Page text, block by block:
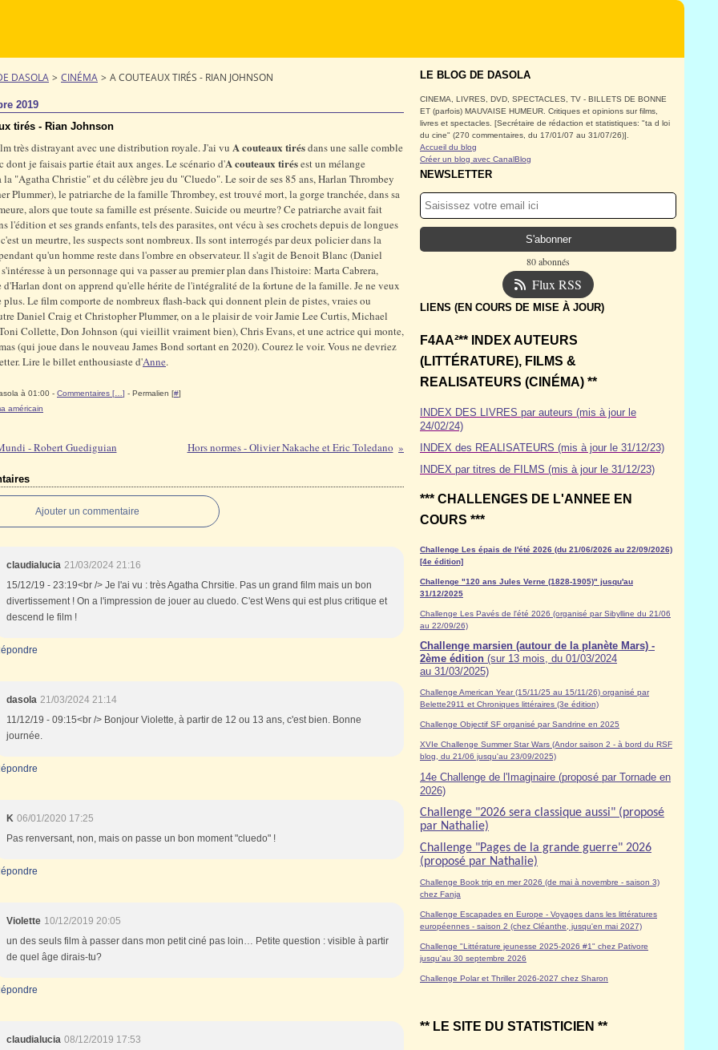
DASOLA > CINÉMA > A COUTEAUX TIRÉS - RIAN JOHNSON
2019
tirés - Rian Johnson
très distrayant avec une distribution royale. J'ai vu A couteaux tirésdans une salle comble
dont je faisais partie était aux anges. Le scénario d'A couteaux tirésest un mélange
la "Agatha Christie" et du célèbre jeu du "Cluedo". Le soir de ses 85 ans, Harlan Thrombey
Plummer), le patriarche de la famille Thrombey, est trouvé mort, la gorge tranchée, dans sa
alors que toute sa famille est présente. Suicide ou meurtre? Ce patriarche avait fait
l'édition et ses grands enfants, tels des parasites, ont vécu à ses crochets depuis de longues
un meurtre, les suspects sont nombreux. Ils sont interrogés par deux policier dans la
qu'un homme reste dans l'ombre en observateur. ll s'agit de Benoit Blanc (Daniel
à un personnage qui va passer au premier plan dans l'histoire: Marta Cabrera,
dont on apprend qu'elle hérite de l'intégralité de la fortune de la famille. Je ne veux
plus. Le film comporte de nombreux flash-back qui donnent plein de pistes, vraies ou
Daniel Craig et Christopher Plummer, on a le plaisir de voir Jamie Lee Curtis, Michael
Collette, Don Johnson (qui vieillit vraiment bien), Chris Evans, et une actrice qui monte,
(qui joue dans le nouveau James Bond sortant en 2020). Courez le voir. Vous ne devriez
Lire le billet enthousiaste d'Anne.
à 01:00 - Commentaires [ ] - Permalien [#]
américain
- Robert Guediguian Hors normes - Olivier Nakache et Eric Toledano
Ajouter un commentaire
claudialucia 21/03/2024 21:16
15/12/19 - 23:19<br /> Je l'ai vu : très Agatha Chrsitie. Pas un grand film mais un bon
divertissement ! On a l'impression de jouer au cluedo. C'est Wens qui est plus critique et
descend le film !
dasola 21/03/2024 21:14
11/12/19 - 09:15<br /> Bonjour Violette, à partir de 12 ou 13 ans, c'est bien. Bonne
journée.
K 06/01/2020 17:25
Pas renversant, non, mais on passe un bon moment "cluedo" !
Violette 10/12/2019 20:05
un des seuls film à passer dans mon petit ciné pas loin… Petite question : visible à partir
de quel âge dirais-tu?
claudialucia 08/12/2019 17:53
LE BLOG DE DASOLA
CINEMA, LIVRES, DVD, SPECTACLES, TV - BILLETS DE BONNE
ET (parfois) MAUVAISE HUMEUR. Critiques et opinions sur films,
livres et spectacles. [Secrétaire de rédaction et statistiques: "ta d loi
du cine" (270 commentaires, du 17/01/07 au 31/07/26)].
Accueil du blog
Créer un blog avec CanalBlog
NEWSLETTER
80 abonnés
Flux RSS
LIENS (EN COURS DE MISE À JOUR)
F4AA²** INDEX AUTEURS
(LITTÉRATURE), FILMS &
REALISATEURS (CINÉMA) **
INDEX DES LIVRES par auteurs (mis à jour le
24/02/24)
INDEX des REALISATEURS (mis à jour le 31/12/23)
INDEX par titres de FILMS (mis à jour le 31/12/23)
*** CHALLENGES DE L'ANNEE EN
COURS ***
Challenge Les épais de l'été 2026 (du 21/06/2026 au 22/09/2026)
[4e édition]
Challenge "120 ans Jules Verne (1828-1905)" jusqu'au
31/12/2025
Challenge Les Pavés de l'été 2026 (organisé par Sibylline du 21/06
au 22/09/26)
Challenge marsien (autour de la planète Mars) -
2ème édition (sur 13 mois, du 01/03/2024
au 31/03/2025)
Challenge American Year (15/11/25 au 15/11/26) organisé par
Belette2911 et Chroniques littéraires (3e édition)
Challenge Objectif SF organisé par Sandrine en 2025
XVIe Challenge Summer Star Wars (Andor saison 2 - à bord du RSF
blog, du 21/06 jusqu'au 23/09/2025)
14e Challenge de l'Imaginaire (proposé par Tornade en
2026)
Challenge "2026 sera classique aussi" (proposé
par Nathalie)
Challenge "Pages de la grande guerre" 2026
(proposé par Nathalie)
Challenge Book trip en mer 2026 (de mai à novembre - saison 3)
chez Fanja
Challenge Escapades en Europe - Voyages dans les littératures
européennes - saison 2 (chez Cléanthe, jusqu'en mai 2027)
Challenge "Littérature jeunesse 2025-2026 #1" chez Pativore
jusqu'au 30 septembre 2026
Challenge Polar et Thriller 2026-2027 chez Sharon
** LE SITE DU STATISTICIEN **